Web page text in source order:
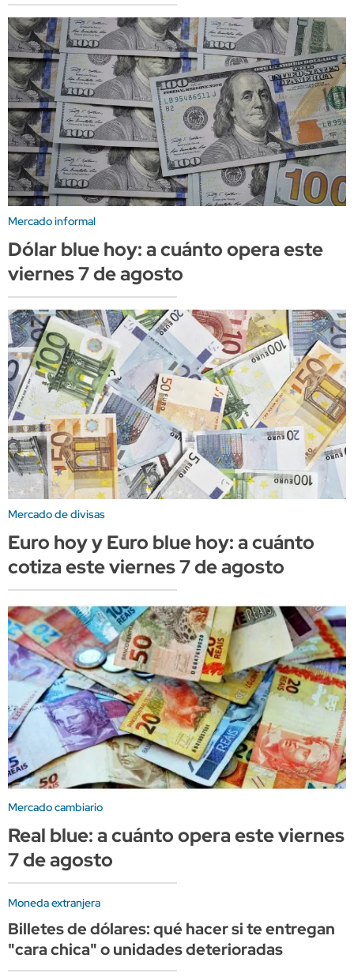
Mercado informal
Dólar blue hoy: a cuánto opera este
viernes 7 de agosto
Mercado de divisas
Euro hoy y Euro blue hoy: a cuánto
cotiza este viernes 7 de agosto
Mercado cambiario
Real blue: a cuánto opera este viernes
7 de agosto
Moneda extranjera
Billetes de dólares: qué hacer si te entregan
"cara chica" o unidades deterioradas